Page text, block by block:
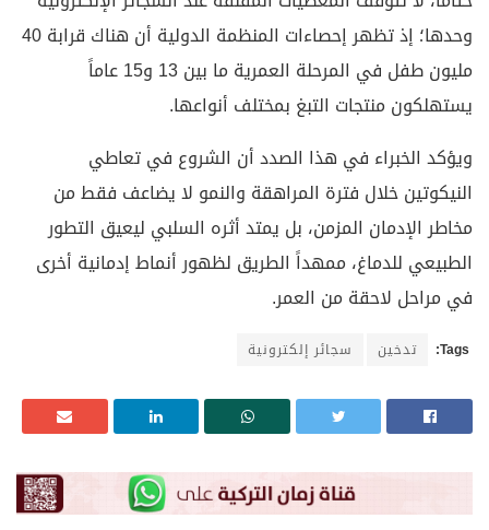
وحدها؛ إذ تظهر إحصاءات المنظمة الدولية أن هناك قرابة 40
مليون طفل في المرحلة العمرية ما بين 13 و15 عاماً
يستهلكون منتجات التبغ بمختلف أنواعها.
ويؤكد الخبراء في هذا الصدد أن الشروع في تعاطي
النيكوتين خلال فترة المراهقة والنمو لا يضاعف فقط من
مخاطر الإدمان المزمن، بل يمتد أثره السلبي ليعيق التطور
الطبيعي للدماغ، ممهداً الطريق لظهور أنماط إدمانية أخرى
في مراحل لاحقة من العمر.
Tags: تدخين سجائر إلكترونية